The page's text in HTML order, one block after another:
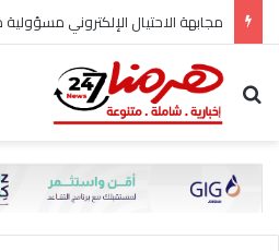
مجابهة الاحتيال الإلكتروني مسؤولية
بحث عن